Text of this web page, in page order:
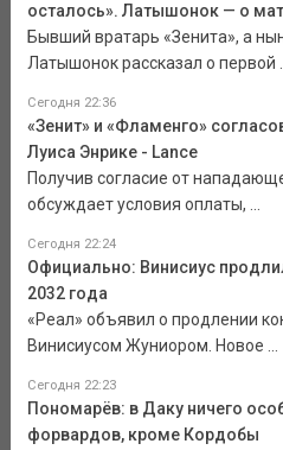
осталось». Латышонок — о
Бывший вратарь «Зенита», а
Латышонок рассказал о первой
Сегодня 22:36
«Зенит» и «Фламенго»
Луиса Энрике - Lance
Получив согласие от
обсуждает условия оплаты, ...
Сегодня 22:24
Официально: Винисиус
2032 года
«Реал» объявил о продлении
Винисиусом Жуниором. Новое ...
Сегодня 22:23
Пономарёв: в Даку ничего
форвардов, кроме Кордобы